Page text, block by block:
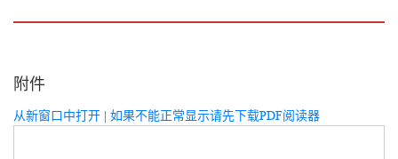
附件
从新窗口中打开 | 如果不能正常显示请先下载PDF阅读器